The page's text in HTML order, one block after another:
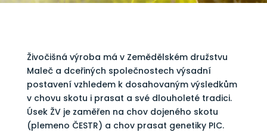
Živočišná výroba má v Zemědělském družstvu
Maleč a dceřiných společnostech výsadní
postavení vzhledem k dosahovaným výsledkům
v chovu skotu i prasat a své dlouholeté tradici.
Úsek ŽV je zaměřen na chov dojeného skotu
(plemeno ČESTR) a chov prasat genetiky PIC.